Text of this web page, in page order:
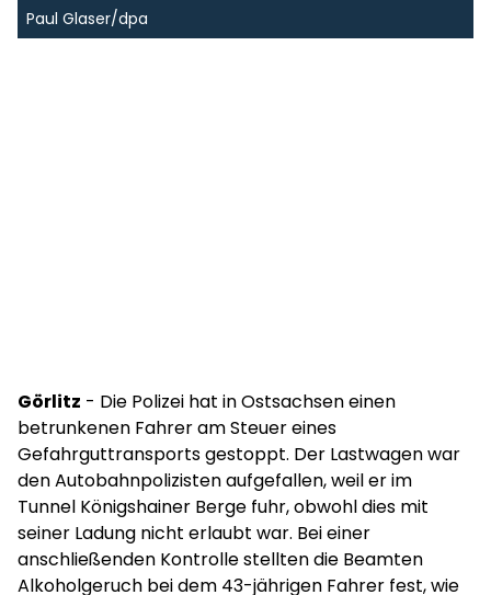
Paul Glaser/dpa
Görlitz - Die Polizei hat in Ostsachsen einen
betrunkenen Fahrer am Steuer eines
Gefahrguttransports gestoppt. Der Lastwagen war
den Autobahnpolizisten aufgefallen, weil er im
Tunnel Königshainer Berge fuhr, obwohl dies mit
seiner Ladung nicht erlaubt war. Bei einer
anschließenden Kontrolle stellten die Beamten
Alkoholgeruch bei dem 43-jährigen Fahrer fest, wie